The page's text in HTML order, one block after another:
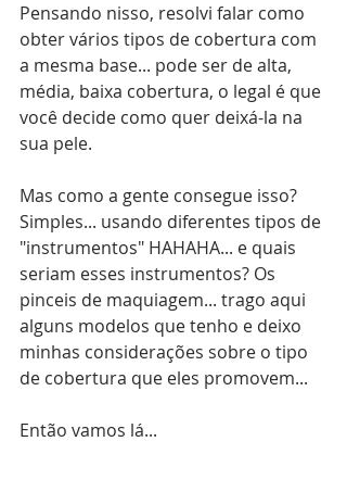
Pensando nisso, resolvi falar como
obter vários tipos de cobertura com
a mesma base... pode ser de alta,
média, baixa cobertura, o legal é que
você decide como quer deixá-la na
sua pele.
Mas como a gente consegue isso?
Simples... usando diferentes tipos de
"instrumentos" HAHAHA... e quais
seriam esses instrumentos? Os
pinceis de maquiagem... trago aqui
alguns modelos que tenho e deixo
minhas considerações sobre o tipo
de cobertura que eles promovem...
Então vamos lá...